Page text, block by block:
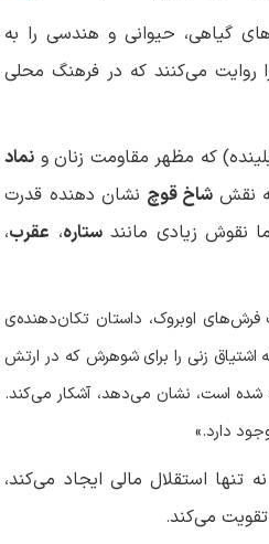
گیاهی، حیوانی و هندسی را به
روایت می‌کنند که در فرهنگ محلی
که مظهر مقاومت زنان و نماد
نقششاخ قوچ نشان دهنده قدرت
نقوش زیادی مانندستاره، عقرب،
فرش‌های اوبروک، داستان تکان‌دهنده‌ی
اشتیاق زنی را برای شوهرش که در ارتش
است، نشان می‌دهد، آشکار می‌کند.
دارد.
»
نه تنها استقلال مالی ایجاد می‌کند،
می‌کند.